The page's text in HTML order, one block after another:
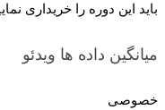
باید این دوره را خریداری
میانگین داده ها ویدئو
خصوصی